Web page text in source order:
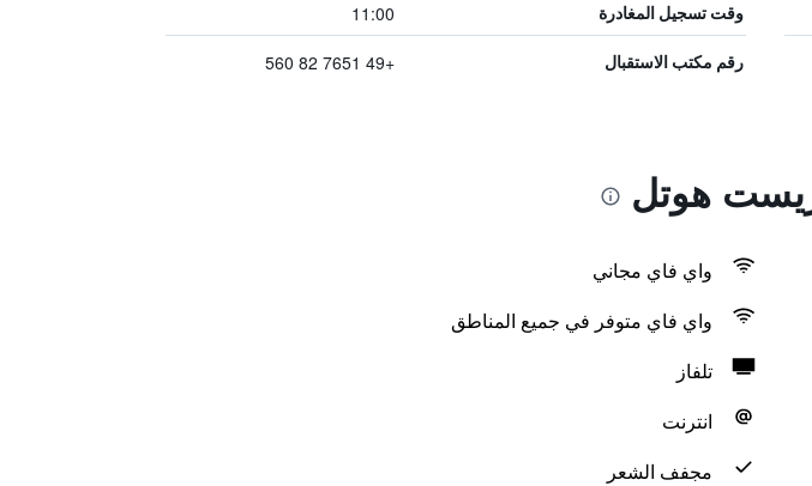
وقت تسجيل المغادرة 11:00
رقم مكتب الاستقبال +49 7651 82 560
هوتل
واي فاي مجاني
واي فاي متوفر في جميع المناطق
تلفاز
انترنت
مجفف الشعر